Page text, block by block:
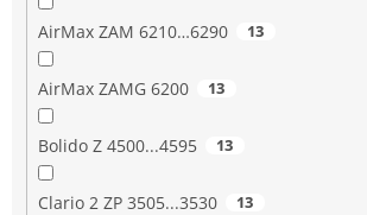
AirMax ZAM 6210…6290 13
AirMax ZAMG 6200 13
Bolido Z 4500...4595 13
Clario 2 ZP 3505...3530 13